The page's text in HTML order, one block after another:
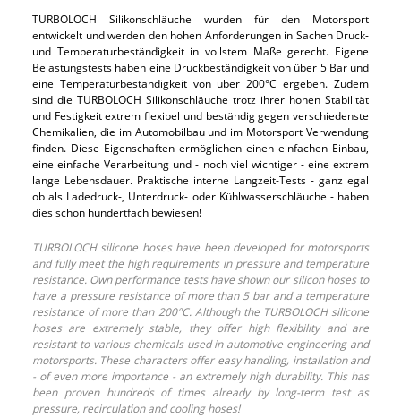
TURBOLOCH Silikonschläuche wurden für den Motorsport
entwickelt und werden den hohen Anforderungen in Sachen Druck-
und Temperaturbeständigkeit in vollstem Maße gerecht. Eigene
Belastungstests haben eine Druckbeständigkeit von über 5 Bar und
eine Temperaturbeständigkeit von über 200°C ergeben. Zudem
sind die TURBOLOCH Silikonschläuche trotz ihrer hohen Stabilität
und Festigkeit extrem flexibel und beständig gegen verschiedenste
Chemikalien, die im Automobilbau und im Motorsport Verwendung
finden. Diese Eigenschaften ermöglichen einen einfachen Einbau,
eine einfache Verarbeitung und - noch viel wichtiger - eine extrem
lange Lebensdauer. Praktische interne Langzeit-Tests - ganz egal
ob als Ladedruck-, Unterdruck- oder Kühlwasserschläuche - haben
dies schon hundertfach bewiesen!
TURBOLOCH silicone hoses have been developed for motorsports
and fully meet the high requirements in pressure and temperature
resistance. Own performance tests have shown our silicon hoses to
have a pressure resistance of more than 5 bar and a temperature
resistance of more than 200°C. Although the TURBOLOCH silicone
hoses are extremely stable, they offer high flexibility and are
resistant to various chemicals used in automotive engineering and
motorsports. These characters offer easy handling, installation and
- of even more importance - an extremely high durability. This has
been proven hundreds of times already by long-term test as
pressure, recirculation and cooling hoses!